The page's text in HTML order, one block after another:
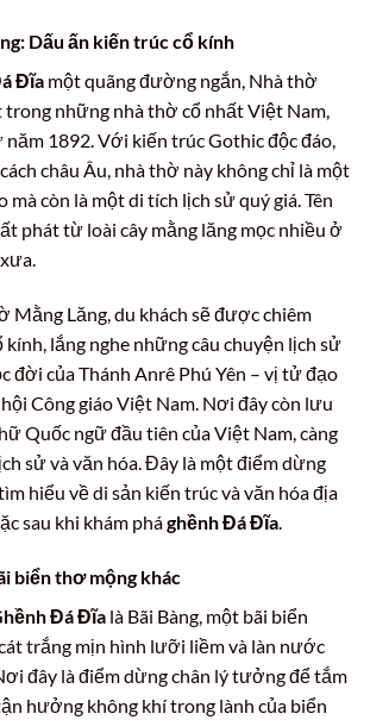
Dấu ấn kiến trúc cổ kính
Đĩa một quãng đường ngắn, Nhà thờ
trong những nhà thờ cổ nhất Việt Nam,
1892. Với kiến trúc Gothic độc đáo,
châu Âu, nhà thờ này không chỉ là một
mà còn là một di tích lịch sử quý giá. Tên
phát từ loài cây mằng lăng mọc nhiều ở
Mằng Lăng, du khách sẽ được chiêm
lắng nghe những câu chuyện lịch sử
đời của Thánh Anrê Phú Yên – vị tử đạo
Công giáo Việt Nam. Nơi đây còn lưu
Quốc ngữ đầu tiên của Việt Nam, càng
sử và văn hóa. Đây là một điểm dừng
hiểu về di sản kiến trúc và văn hóa địa
sau khi khám phághềnh Đá Đĩa
biển thơ mộng khác
Đá Đĩa là Bãi Bàng, một bãi biển
trắng mịn hình lưỡi liềm và làn nước
đây là điểm dừng chân lý tưởng để tắm
hưởng không khí trong lành của biển